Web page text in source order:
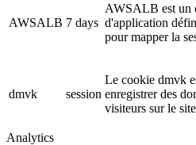
AWSALB 7 days
AWSALB est un
d'application
pour mapper la
dmvk session
Le cookie dmvk
enregistrer des
visiteurs sur le
Analytics